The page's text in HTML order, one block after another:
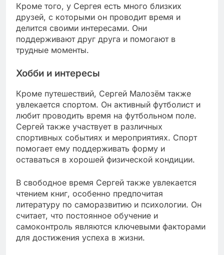
Кроме того, у Сергея есть много близких
друзей, с которыми он проводит время и
делится своими интересами. Они
поддерживают друг друга и помогают в
трудные моменты.
Хобби и интересы
Кроме путешествий, Сергей Малозём также
увлекается спортом. Он активный футболист и
любит проводить время на футбольном поле.
Сергей также участвует в различных
спортивных событиях и мероприятиях. Спорт
помогает ему поддерживать форму и
оставаться в хорошей физической кондиции.
В свободное время Сергей также увлекается
чтением книг, особенно предпочитая
литературу по саморазвитию и психологии. Он
считает, что постоянное обучение и
самоконтроль являются ключевыми факторами
для достижения успеха в жизни.